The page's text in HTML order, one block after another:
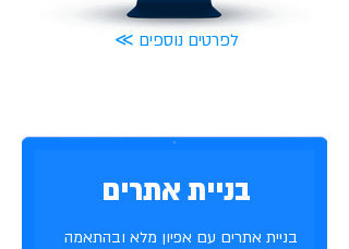
≪ לפרטים נוספים
בניית אתרים
בניית אתרים עם אפיון מלא ובהתאמה